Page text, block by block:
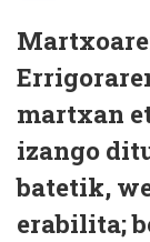
martxan
izango
batetik,
erabilita;